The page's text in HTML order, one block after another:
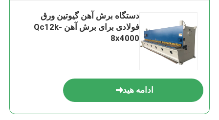
دستگاه برش آهن گیوتین ورق
فولادی برای برش آهن Qc12k-
8x4000
ادامه هید